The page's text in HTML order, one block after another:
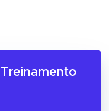
Treinamento